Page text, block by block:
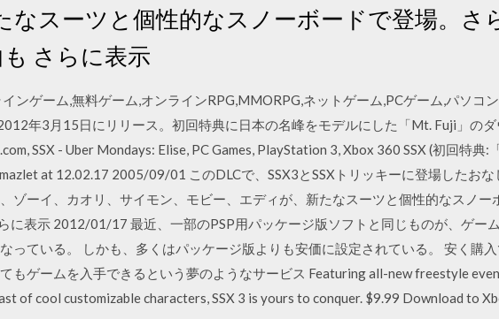
なスーツと個性的なスノーボードで登場。さ
さらに表示
ンゲーム,無料ゲーム,オンラインRPG,MMORPG,ネットゲーム,PCゲーム,パソコ
年3月15日にリリース。初回特典に日本の名峰をモデルにした「Mt. Fuji」の
SSX - Uber Mondays: Elise, PC Games, PlayStation 3, Xbox 360 SSX (初回特
at 12.02.17 2005/09/01 このDLCで、SSX3とSSXトリッキーに登場したお
ゾーイ、カオリ、サイモン、モビー、エディが、新たなスーツと個性的なスノ
に表示 2012/01/17 最近、一部のPSP用パッケージ版ソフトと同じものが、ゲー
っている。 しかも、多くはパッケージ版よりも安価に設定されている。 安く購
もゲームを入手できるという夢のようなサービス Featuring all-new freestyle
of cool customizable characters, SSX 3 is yours to conquer. $9.99 Download to